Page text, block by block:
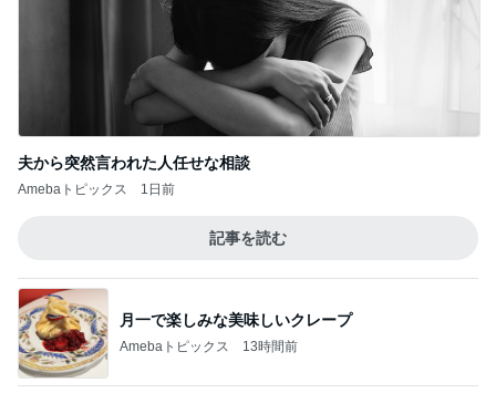
夫から突然言われた人任せな相談
Amebaトピックス 1日前
記事を読む
月一で楽しみな美味しいクレープ
Amebaトピックス 13時間前